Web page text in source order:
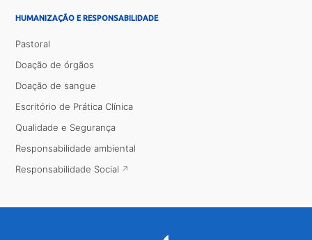
HUMANIZAÇÃO E RESPONSABILIDADE
Pastoral
Doação de órgãos
Doação de sangue
Escritório de Prática Clínica
Qualidade e Segurança
Responsabilidade ambiental
Responsabilidade Social